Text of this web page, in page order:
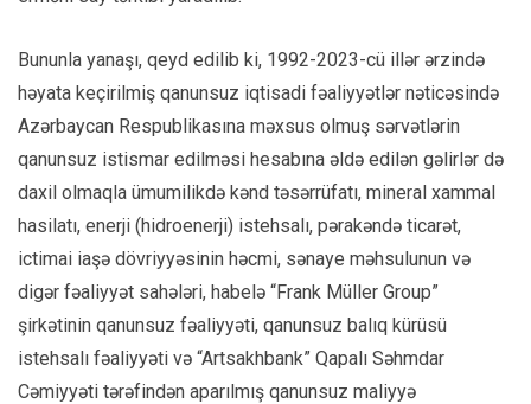
Bununla yanaşı, qeyd edilib ki, 1992-2023-cü illər ərzində
həyata keçirilmiş qanunsuz iqtisadi fəaliyyətlər nəticəsində
Azərbaycan Respublikasına məxsus olmuş sərvətlərin
qanunsuz istismar edilməsi hesabına əldə edilən gəlirlər də
daxil olmaqla ümumilikdə kənd təsərrüfatı, mineral xammal
hasilatı, enerji (hidroenerji) istehsalı, pərakəndə ticarət,
ictimai iaşə dövriyyəsinin həcmi, sənaye məhsulunun və
digər fəaliyyət sahələri, habelə “Frank Müller Group”
şirkətinin qanunsuz fəaliyyəti, qanunsuz balıq kürüsü
istehsalı fəaliyyəti və “Artsakhbank” Qapalı Səhmdar
Cəmiyyəti tərəfindən aparılmış qanunsuz maliyyə